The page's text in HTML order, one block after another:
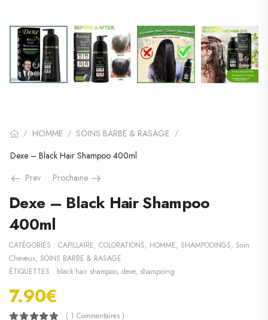
/ HOMME / SOINS BARBE & RASAGE /
Dexe – Black Hair Shampoo 400ml
Prev
Prochaine
Dexe – Black Hair Shampoo
400ml
CATÉGORIES : CAPILLAIRE, COLORATIONS, HOMME, SHAMPOOINGS, Soin
Cheveux, SOINS BARBE & RASAGE
ÉTIQUETTES : black hair shampoo, dexe, shampoing
7.90€
( 1 Commentaires )